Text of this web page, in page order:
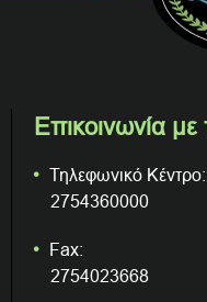
Επικοινωνία
Τηλεφωνικό Κέντρο:
2754360000
Fax:
2754023668